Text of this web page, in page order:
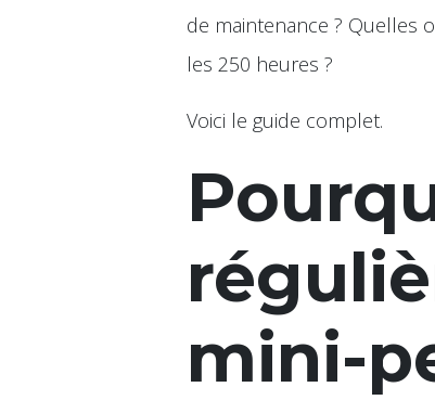
de maintenance ? Quelles
les 250 heures ?
Voici le guide complet.
mini-